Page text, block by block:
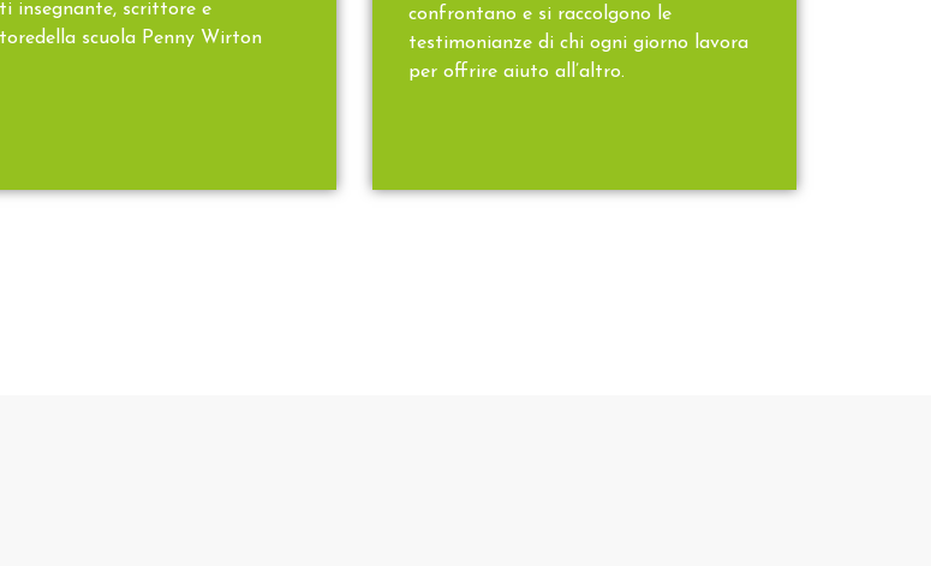
insegnante, scrittore e
scuola Penny Wirton
confrontano e si raccolgono le
testimonianze di chi ogni giorno lavora
per offrire aiuto all’altro.